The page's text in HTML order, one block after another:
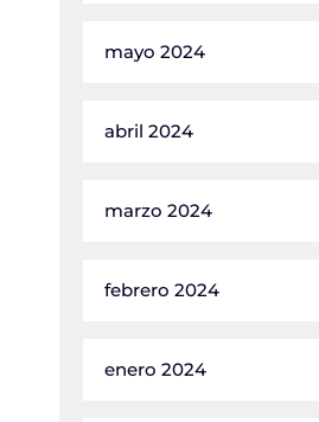
mayo 2024
abril 2024
marzo 2024
febrero 2024
enero 2024